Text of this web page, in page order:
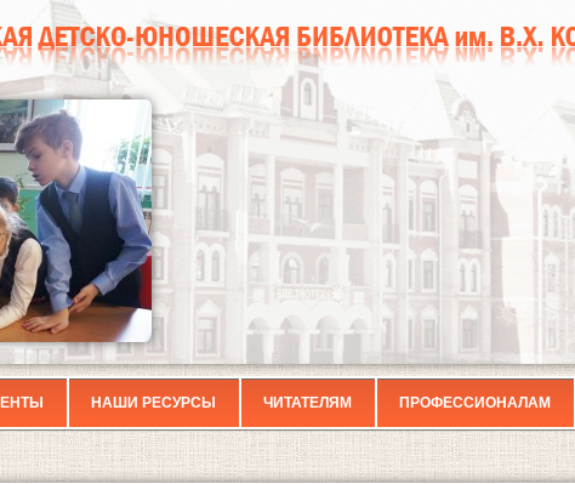
НАШИ РЕСУРСЫ ЧИТАТЕЛЯМ ПРОФЕССИОНАЛАМ